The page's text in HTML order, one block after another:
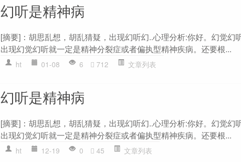
幻听是精神病
[摘要]：胡思乱想，胡乱猜疑，出现幻听幻..心理分析:你好。幻觉幻
出现幻觉幻听就一定是精神分裂症或者偏执型精神疾病。还要根...
ht 01-08 6 712 文章列表
幻听是精神病
[摘要]：胡思乱想，胡乱猜疑，出现幻听幻..心理分析:你好。幻觉幻
出现幻觉幻听就一定是精神分裂症或者偏执型精神疾病。还要根...
ht 12-19 0 45 文章列表